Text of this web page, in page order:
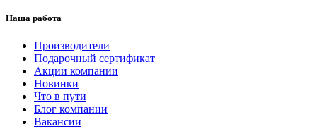
Наша работа
Производители
Подарочный сертификат
Акции компании
Новинки
Что в пути
Блог компании
Вакансии